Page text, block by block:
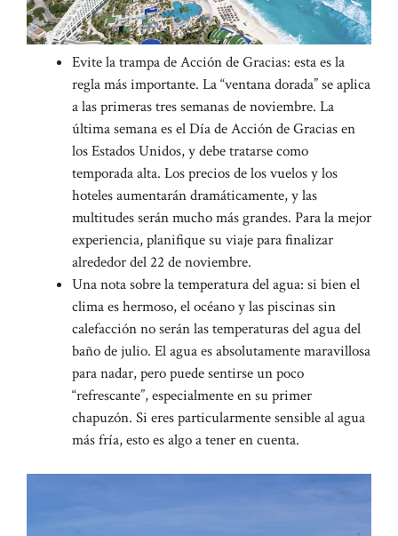
Evite la trampa de Acción de Gracias: esta es la
regla más importante. La “ventana dorada” se aplica
a las primeras tres semanas de noviembre. La
última semana es el Día de Acción de Gracias en
los Estados Unidos, y debe tratarse como
temporada alta. Los precios de los vuelos y los
hoteles aumentarán dramáticamente, y las
multitudes serán mucho más grandes. Para la mejor
experiencia, planifique su viaje para finalizar
alrededor del 22 de noviembre.
Una nota sobre la temperatura del agua: si bien el
clima es hermoso, el océano y las piscinas sin
calefacción no serán las temperaturas del agua del
baño de julio. El agua es absolutamente maravillosa
para nadar, pero puede sentirse un poco
“refrescante”, especialmente en su primer
chapuzón. Si eres particularmente sensible al agua
más fría, esto es algo a tener en cuenta.